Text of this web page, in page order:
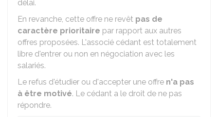
délai.
En revanche, cette offre ne revêt pas de
caractère prioritaire par rapport aux autres
offres proposées. L'associé cédant est totalement
libre d'entrer ou non en négociation avec les
salariés.
Le refus d'étudier ou d'accepter une offre n'a pas
à être motivé. Le cédant a le droit de ne pas
répondre.